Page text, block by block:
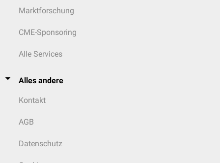
Marktforschung
CME-Sponsoring
Alle Services
Alles andere
Kontakt
AGB
Datenschutz